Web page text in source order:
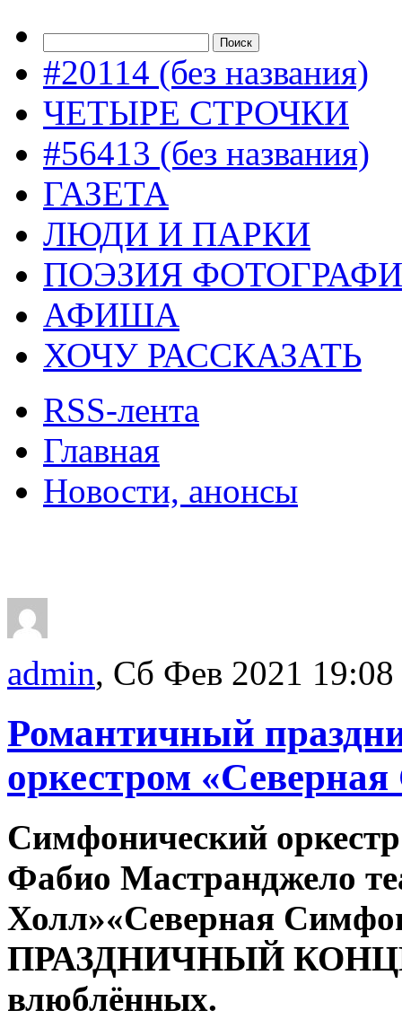
#20114 (без названия)
ЧЕТЫРЕ СТРОЧКИ
#56413 (без названия)
ГАЗЕТА
ЛЮДИ И ПАРКИ
ПОЭЗИЯ
АФИША
ХОЧУ РАССКАЗАТЬ
RSS-лента
Главная
Новости, анонсы
admin, Сб Фев 2021 19:08
Романтичный
оркестром
Симфонический
Фабио Мастранджело
Холл»«Северная
ПРАЗДНИЧНЫЙ
влюблённых.